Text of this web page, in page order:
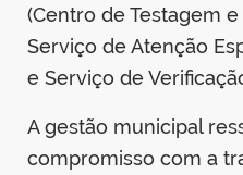
(Centro de Testagem
Serviço de Atenção
e Serviço de
A gestão municipal
compromisso com a